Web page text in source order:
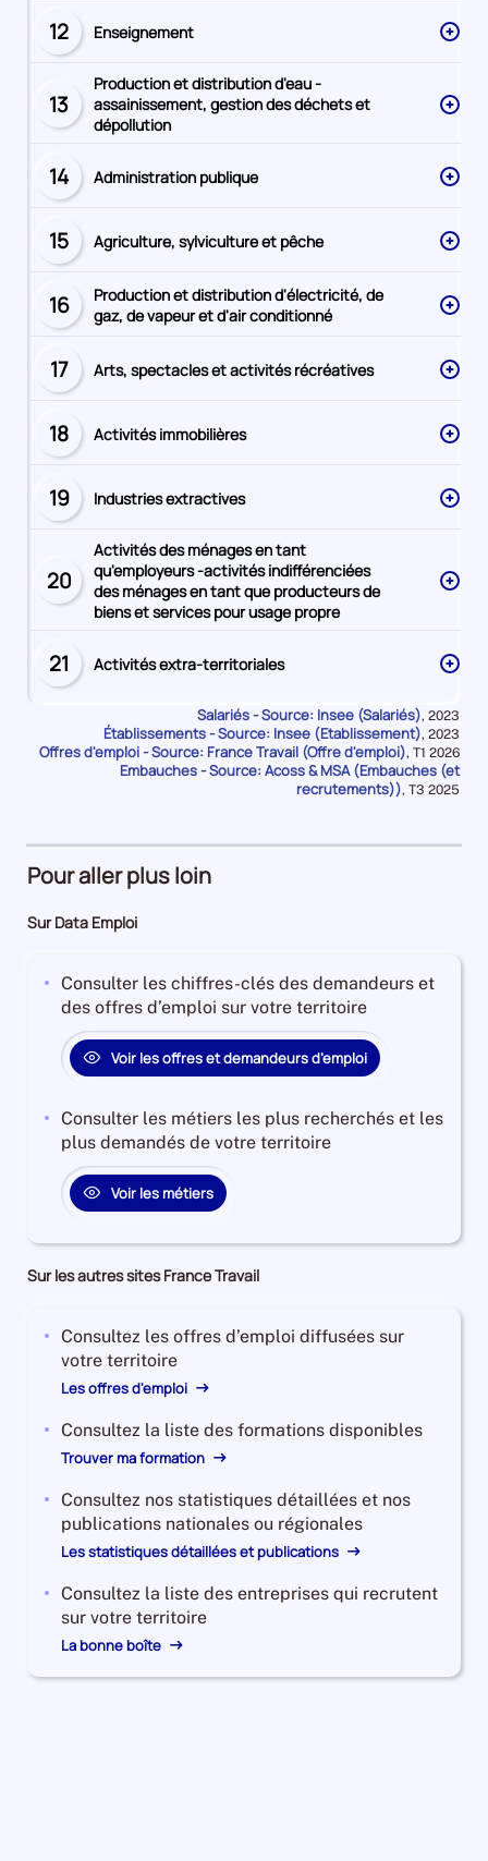
Secteur
numéro
12 Enseignement
Secteur
numéro
13
Production et distribution d'eau -
assainissement, gestion des déchets et
dépollution
Secteur
numéro
14 Administration publique
Secteur
numéro
15 Agriculture, sylviculture et pêche
Secteur
numéro
16
Production et distribution d'électricité, de
gaz, de vapeur et d'air conditionné
Secteur
numéro
17 Arts, spectacles et activités récréatives
Secteur
numéro
18 Activités immobilières
Secteur
numéro
19 Industries extractives
Secteur
numéro
20
Activités des ménages en tant
qu'employeurs -activités indifférenciées
des ménages en tant que producteurs de
biens et services pour usage propre
Secteur
numéro
21 Activités extra-territoriales
Salariés - Source: Insee (Salariés), Données
pour
la
période
2023
Établissements - Source: Insee (Etablissement), Données
pour
la
période
2023
Offres d'emploi - Source: France Travail (Offre d'emploi), Données
pour
la
T1 2026
Embauches - Source: Acoss & MSA (Embauches (et
recrutements)), Données
T3 2025
Pour aller plus loin
Sur Data Emploi
Consulter les chiffres-clés des demandeurs et
des offres d’emploi sur votre territoire
Voir les offres et demandeurs d’emploi
Consulter les métiers les plus recherchés et les
plus demandés de votre territoire
Voir les métiers
Sur les autres sites France Travail
Consultez les offres d’emploi diffusées sur
votre territoire
Les offres d'emploi
Consultez la liste des formations disponibles
Trouver ma formation
Consultez nos statistiques détaillées et nos
publications nationales ou régionales
Les statistiques détaillées et publications
Consultez la liste des entreprises qui recrutent
sur votre territoire
La bonne boîte